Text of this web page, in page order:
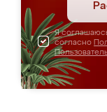
Я
согласно